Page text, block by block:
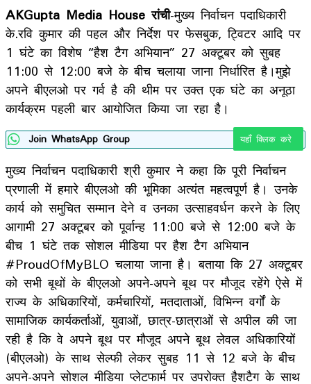
AKGupta Media House रांची-मुख्य निर्वाचन पदाधिकारी
के.रवि कुमार की पहल और निर्देश पर फेसबुक, ट्विटर आदि पर
1 घंटे का विशेष “हैश टैग अभियान” 27 अक्टूबर को सुबह
11:00 से 12:00 बजे के बीच चलाया जाना निर्धारित है।मुझे
अपने बीएलओ पर गर्व है की थीम पर उक्त एक घंटे का अनूठा
कार्यक्रम पहली बार आयोजित किया जा रहा है।
Join WhatsApp Group यहाँ क्लिक करे
मुख्य निर्वाचन पदाधिकारी श्री कुमार ने कहा कि पूरी निर्वाचन
प्रणाली में हमारे बीएलओ की भूमिका अत्यंत महत्वपूर्ण है। उनके
कार्य को समुचित सम्मान देने व उनका उत्साहवर्धन करने के लिए
आगामी 27 अक्टूबर को पूर्वान्ह 11:00 बजे से 12:00 बजे के
बीच 1 घंटे तक सोशल मीडिया पर हैश टैग अभियान
#ProudOfMyBLO चलाया जाना है। बताया कि 27 अक्टूबर
को सभी बूथों के बीएलओ अपने-अपने बूथ पर मौजूद रहेंगे ऐसे में
राज्य के अधिकारियों, कर्मचारियों, मतदाताओं, विभिन्न वर्गों के
सामाजिक कार्यकर्ताओं, युवाओं, छात्र-छात्राओं से अपील की जा
रही है कि वे अपने बूथ पर मौजूद अपने बूथ लेवल अधिकारियों
(बीएलओ) के साथ सेल्फी लेकर सुबह 11 से 12 बजे के बीच
अपने-अपने सोशल मीडिया प्लेटफार्म पर उपरोक्त हैशटैग के साथ